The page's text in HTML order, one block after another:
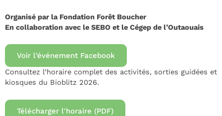
Organisé par la Fondation Forêt Boucher
En collaboration avec le SEBO et le Cégep de l’Outaouais
Voir l’événement Facebook
Consultez l’horaire complet des activités, sorties guidées et
kiosques du Bioblitz 2026.
Télécharger l'horaire (PDF)